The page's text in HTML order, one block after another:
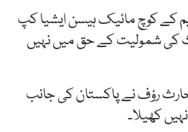
کے کوچ مائیک ہیسن ایشیا کپ
کی شمولیت کے حق میں نہیں
رؤف نے پاکستان کی جانب
کھیلا۔